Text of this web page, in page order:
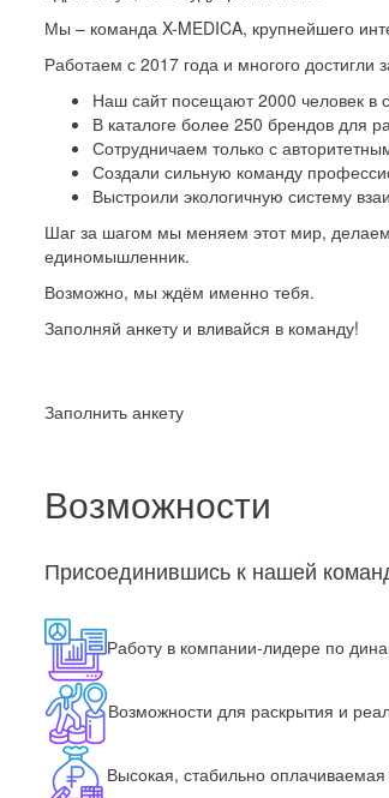
Мы – команда X-MEDICA, крупнейшего
Работаем с 2017 года и многого достигли
Наш сайт посещают 2000 человек в
В каталоге более 250 брендов для
Сотрудничаем только с
Создали сильную команду
Выстроили экологичную систему
Шаг за шагом мы меняем этот мир,
единомышленник.
Возможно, мы ждём именно тебя.
Заполняй анкету и вливайся в команду!
Заполнить анкету
Возможности
Присоединившись к нашей
Работу в компании-лидере по
Возможности для раскрытия и
Высокая, стабильно